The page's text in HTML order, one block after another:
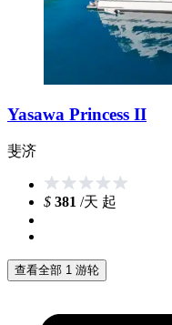
Yasawa Princess II
斐济
$ 381 /天 起
查看全部 1 游轮